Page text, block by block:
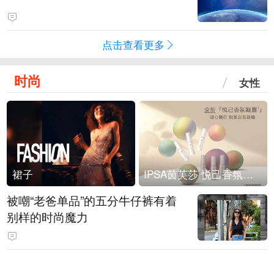
点击查看更多
时尚 女性
裙子 IPSA茵芙莎 悦己香氛凝露上市
被嘲“老爸单品”的五分牛仔裤有着
别样的时尚魔力